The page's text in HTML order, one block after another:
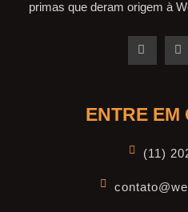
primas que deram origem à
ENTRE EM
(11)